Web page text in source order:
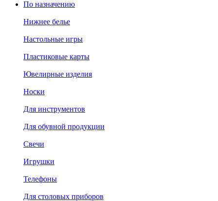
По назначению
Нижнее белье
Настольные игры
Пластиковые карты
Ювелирные изделия
Носки
Для инструментов
Для обувной продукции
Свечи
Игрушки
Телефоны
Для столовых приборов